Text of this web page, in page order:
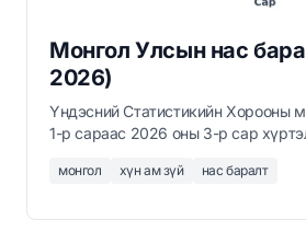
Монгол Улсын нас
2026)
Үндэсний Статистикийн Хорооны
1-р сараас 2026 оны 3-р сар
монгол хүн ам зүй нас баралт